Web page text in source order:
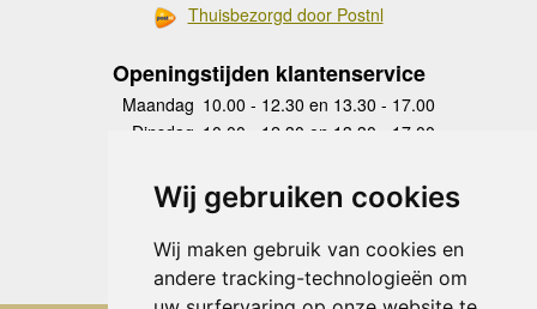
Wij gebruiken cookies
Wij maken gebruik van cookies en
andere tracking-technologieën om
Thuisbezorgd door Postnl
Openingstijden klantenservice
Maandag 10.00 - 12.30 en 13.30 - 17.00
Dinsdag 10.00 - 12.30 en 13.30 - 17.00
Donderdag
10.00 - 12.30 en 13.30 - 17.00
Vrijdag 10.00 - 12.30 en 13.30 - 17.00
Zaterdag
gesloten
Zondag gesloten